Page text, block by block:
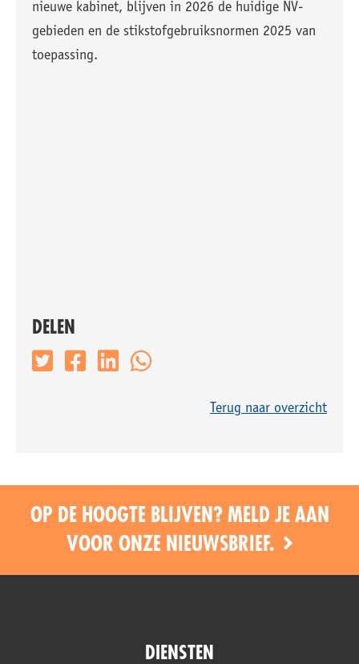
nieuwe kabinet, blijven in 2026 de huidige NV-
gebieden en de stikstofgebruiksnormen 2025 van
toepassing.
DELEN
Terug naar overzicht
OP DE HOOGTE BLIJVEN? MELD JE AAN
VOOR ONZE NIEUWSBRIEF.
DIENSTEN